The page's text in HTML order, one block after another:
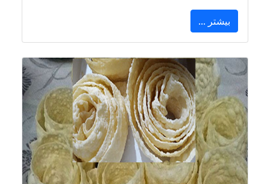
بیشتر ...